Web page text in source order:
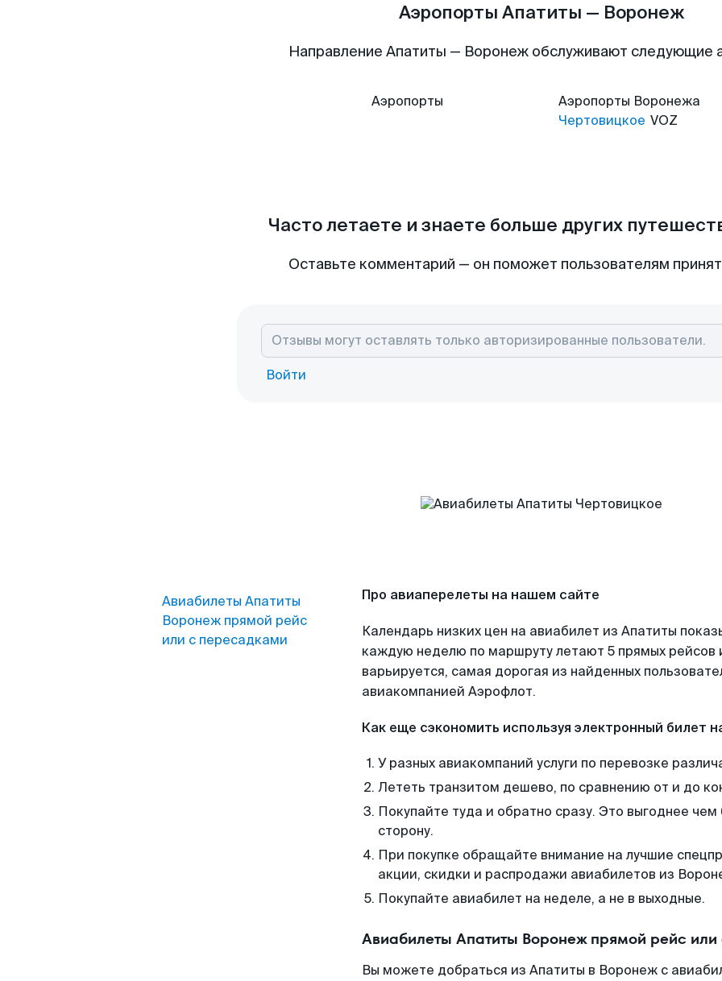
Аэропорты Апатиты — Воронеж
Направление Апатиты — Воронеж обслуживают следующие
Аэропорты Аэропорты Воронежа
Чертовицкое VOZ
Часто летаете и знаете больше других
Оставьте комментарий — он поможет пользователям
Войти
Авиабилеты Апатиты
Воронеж прямой рейс
или с пересадками
Про авиаперелеты на нашем сайте
Календарь низких цен на авиабилет из Апатиты
каждую неделю по маршруту летают 5 прямых рейсов
варьируется, самая дорогая из найденных
авиакомпанией Аэрофлот.
Как еще сэкономить используя электронный билет
У разных авиакомпаний услуги по перевозке
Лететь транзитом дешево, по сравнению от и до
Покупайте туда и обратно сразу. Это выгоднее
сторону.
При покупке обращайте внимание на лучшие
акции, скидки и распродажи авиабилетов из
Покупайте авиабилет на неделе, а не в выходные.
Авиабилеты Апатиты Воронеж прямой рейс
Вы можете добраться из Апатиты в Воронеж с